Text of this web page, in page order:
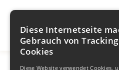
Diese Internetseite
Gebrauch von Tracking
Cookies
Diese Website verwendet Cookies,